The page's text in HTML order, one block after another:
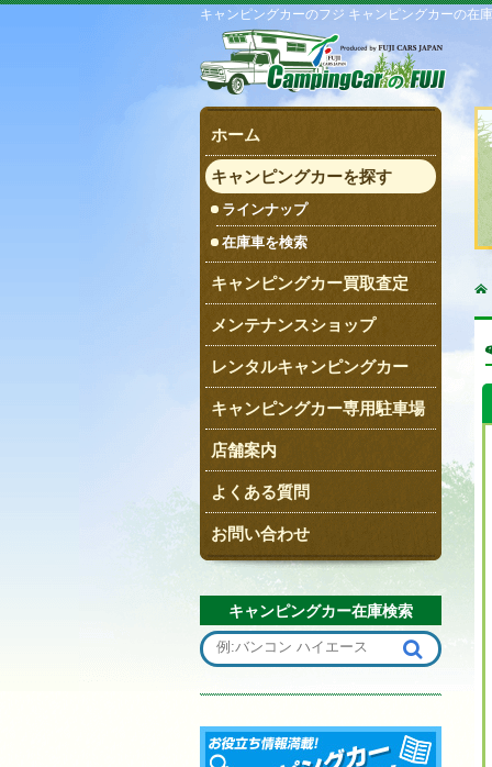
キャンピングカーのフジ キャンピングカーの在
ホーム
キャンピングカーを探す
ラインナップ
在庫車を検索
キャンピングカー買取査定
メンテナンスショップ
レンタルキャンピングカー
キャンピングカー専用駐車場
店舗案内
よくある質問
お問い合わせ
キャンピングカー在庫検索